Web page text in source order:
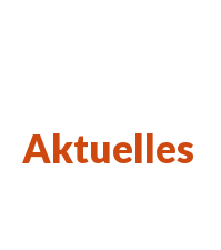
Aktuelles
Wort des